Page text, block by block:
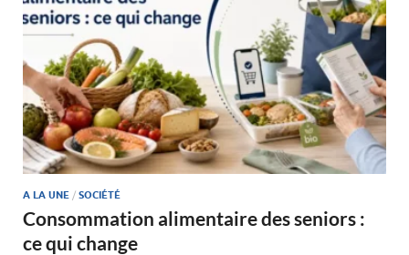
A LA UNE / SOCIÉTÉ
Consommation alimentaire des seniors :
ce qui change